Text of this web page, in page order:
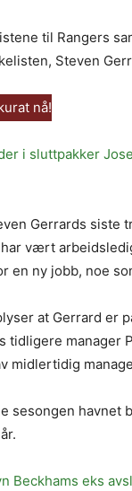
til Rangers
Steven
nå!
i sluttpakker
Gerrards siste
vært
en ny jobb, noe
at Gerrard er
tidligere
midlertidig
sesongen
Beckhams eks